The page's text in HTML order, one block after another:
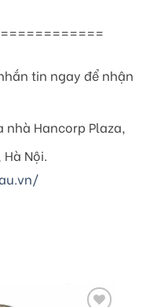
tin ngay để nhận
nhà Hancorp Plaza,
Nội.